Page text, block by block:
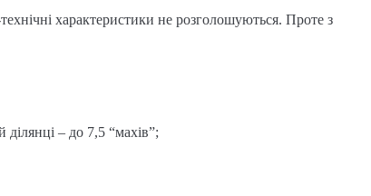
характеристики не розголошуються. Проте з
– до 7,5 “махів”;